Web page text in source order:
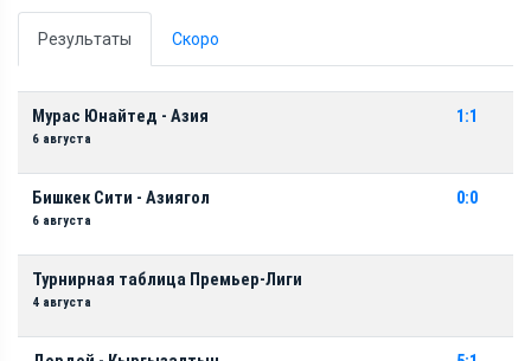
Результаты Скоро
Мурас Юнайтед - Азия
6 августа
1:1
Бишкек Сити - Азиягол
6 августа
0:0
Турнирная таблица Премьер-Лиги
4 августа